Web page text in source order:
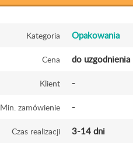
Kategoria Opakowania
Cena do uzgodnienia
Klient -
Min. zamówienie -
Czas realizacji 3-14 dni